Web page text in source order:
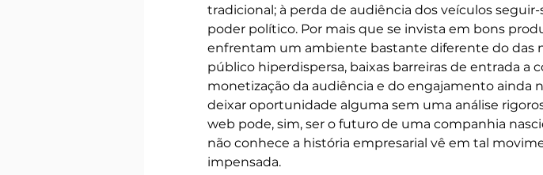
tradicional; à perda de audiência dos veículos seguir-
poder político. Por mais que se invista em bons
enfrentam um ambiente bastante diferente do das
público hiperdispersa, baixas barreiras de entrada a
monetização da audiência e do engajamento ainda
deixar oportunidade alguma sem uma análise
web pode, sim, ser o futuro de uma companhia
não conhece a história empresarial vê em tal
impensada.